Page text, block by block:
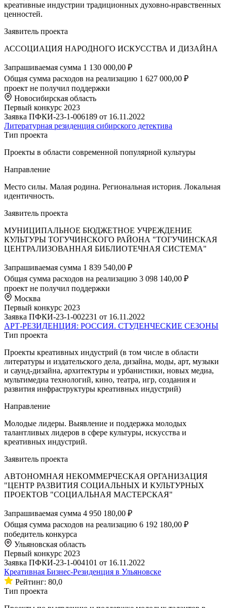
креативные индустрии традиционных духовно-нравственных
ценностей.
Заявитель проекта
АССОЦИАЦИЯ НАРОДНОГО ИСКУССТВА И ДИЗАЙНА
Запрашиваемая сумма 1 130 000,00 ₽
Общая сумма расходов на реализацию 1 627 000,00 ₽
проект не получил поддержки
Новосибирская область
Первый конкурс 2023
Заявка ПФКИ-23-1-006189 от 16.11.2022
Литературная резиденция сибирского детектива
Тип проекта
Проекты в области современной популярной культуры
Направление
Место силы. Малая родина. Региональная история. Локальная
идентичность.
Заявитель проекта
МУНИЦИПАЛЬНОЕ БЮДЖЕТНОЕ УЧРЕЖДЕНИЕ
КУЛЬТУРЫ ТОГУЧИНСКОГО РАЙОНА "ТОГУЧИНСКАЯ
ЦЕНТРАЛИЗОВАННАЯ БИБЛИОТЕЧНАЯ СИСТЕМА"
Запрашиваемая сумма 1 839 540,00 ₽
Общая сумма расходов на реализацию 3 098 140,00 ₽
проект не получил поддержки
Москва
Первый конкурс 2023
Заявка ПФКИ-23-1-002231 от 16.11.2022
АРТ-РЕЗИДЕНЦИЯ: РОССИЯ. СТУДЕНЧЕСКИЕ СЕЗОНЫ
Тип проекта
Проекты креативных индустрий (в том числе в области
литературы и издательского дела, дизайна, моды, арт, музыки
и саунд-дизайна, архитектуры и урбанистики, новых медиа,
мультимедиа технологий, кино, театра, игр, создания и
развития инфраструктуры креативных индустрий)
Направление
Молодые лидеры. Выявление и поддержка молодых
талантливых лидеров в сфере культуры, искусства и
креативных индустрий.
Заявитель проекта
АВТОНОМНАЯ НЕКОММЕРЧЕСКАЯ ОРГАНИЗАЦИЯ
"ЦЕНТР РАЗВИТИЯ СОЦИАЛЬНЫХ И КУЛЬТУРНЫХ
ПРОЕКТОВ "СОЦИАЛЬНАЯ МАСТЕРСКАЯ"
Запрашиваемая сумма 4 950 180,00 ₽
Общая сумма расходов на реализацию 6 192 180,00 ₽
победитель конкурса
Ульяновская область
Первый конкурс 2023
Заявка ПФКИ-23-1-004101 от 16.11.2022
Креативная Бизнес-Резиденция в Ульяновске
Рейтинг: 80,0
Тип проекта